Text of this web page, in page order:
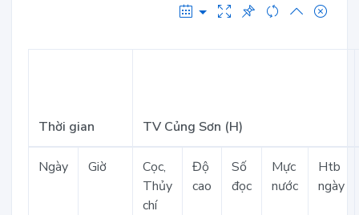
Thời gian TV Củng Sơn (H)
Ngày Giờ
Cọc,
Thủy
chí
Độ
cao
Số
đọc
Mực
nước
Htb
ngày